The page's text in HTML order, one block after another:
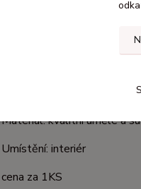
Materiál: kvalitní umělé a
Umístění: interiér
cena za 1KS